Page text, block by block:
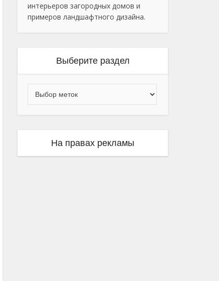
интерьеров загородных домов и
примеров ландшафтного дизайна.
Выберите раздел
На правах рекламы